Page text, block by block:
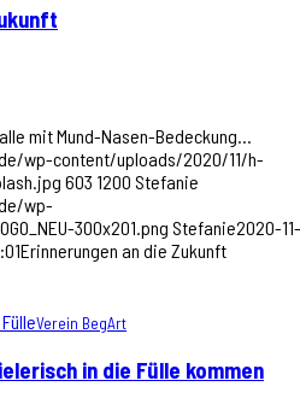
mit Mund-Nasen-Bedeckung…
wp-content/uploads/2020/11/h-
603 1200 Stefanie
wp-
300x201.png Stefanie2020-11-
Erinnerungen an die Zukunft
Verein BegArt
in die Fülle kommen